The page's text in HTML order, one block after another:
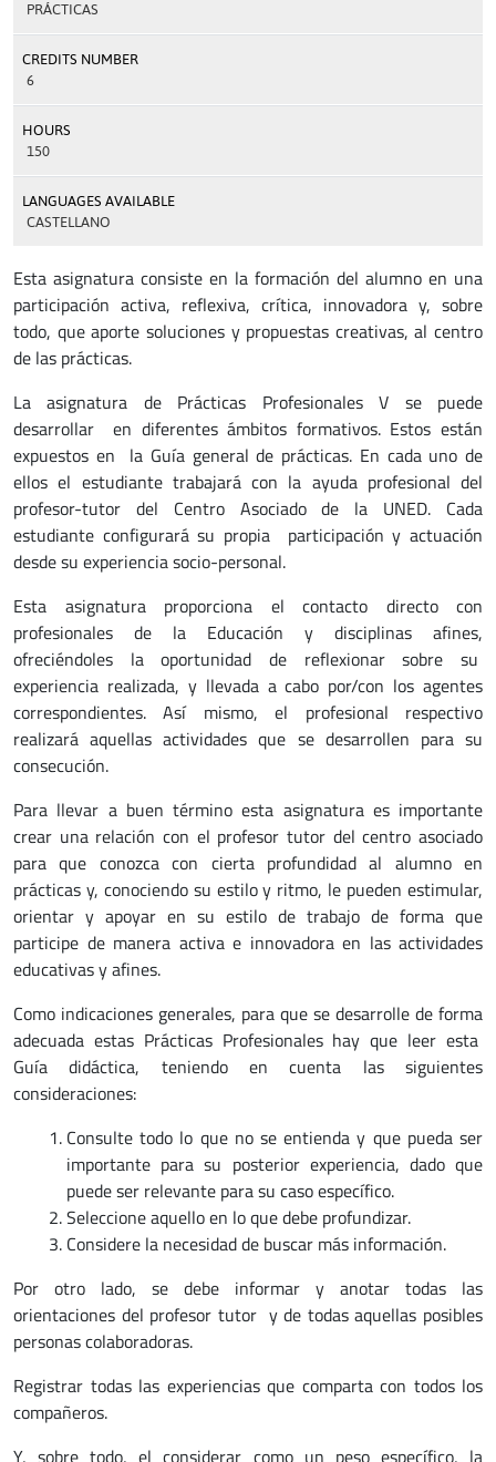
PRÁCTICAS
CREDITS NUMBER
6
HOURS
150
LANGUAGES AVAILABLE
CASTELLANO
Esta asignatura consiste en la formación del alumno en una
participación activa, reflexiva, crítica, innovadora y, sobre
todo, que aporte soluciones y propuestas creativas, al centro
de las prácticas.
La asignatura de Prácticas Profesionales V se puede
desarrollar en diferentes ámbitos formativos. Estos están
expuestos en la Guía general de prácticas. En cada uno de
ellos el estudiante trabajará con la ayuda profesional del
profesor-tutor del Centro Asociado de la UNED. Cada
estudiante configurará su propia participación y actuación
desde su experiencia socio-personal.
Esta asignatura proporciona el contacto directo con
profesionales de la Educación y disciplinas afines,
ofreciéndoles la oportunidad de reflexionar sobre su
experiencia realizada, y llevada a cabo por/con los agentes
correspondientes. Así mismo, el profesional respectivo
realizará aquellas actividades que se desarrollen para su
consecución.
Para llevar a buen término esta asignatura es importante
crear una relación con el profesor tutor del centro asociado
para que conozca con cierta profundidad al alumno en
prácticas y, conociendo su estilo y ritmo, le pueden estimular,
orientar y apoyar en su estilo de trabajo de forma que
participe de manera activa e innovadora en las actividades
educativas y afines.
Como indicaciones generales, para que se desarrolle de forma
adecuada estas Prácticas Profesionales hay que leer esta
Guía didáctica, teniendo en cuenta las siguientes
consideraciones:
Consulte todo lo que no se entienda y que pueda ser
importante para su posterior experiencia, dado que
puede ser relevante para su caso específico.
Seleccione aquello en lo que debe profundizar.
Considere la necesidad de buscar más información.
Por otro lado, se debe informar y anotar todas las
orientaciones del profesor tutor y de todas aquellas posibles
personas colaboradoras.
Registrar todas las experiencias que comparta con todos los
compañeros.
Y, sobre todo, el considerar como un peso específico, la